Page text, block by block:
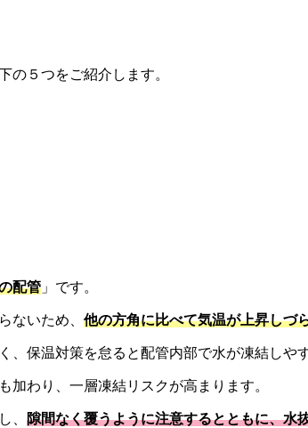
の５つをご紹介します。
配管 」です。
ないため、 他の方角に比べて気温が上昇しづ
保温対策を怠ると配管内部で水が凍結しや
加わり、一層凍結リスクが高まります。
、 隙間なく覆うように注意するとともに、水